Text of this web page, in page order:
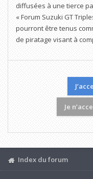
diffusées à une tierce
« Forum Suzuki GT
pourront être tenus
de piratage visant à
Index du forum